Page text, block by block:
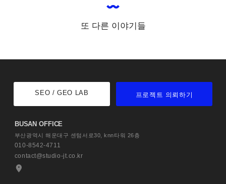
또 다른 이야기들
SEO / GEO LAB 프로젝트 의뢰하기
BUSAN OFFICE
부산광역시 해운대구 센텀서로30,knn타워 26층
010-8542-4711
contact@studio-jt.co.kr